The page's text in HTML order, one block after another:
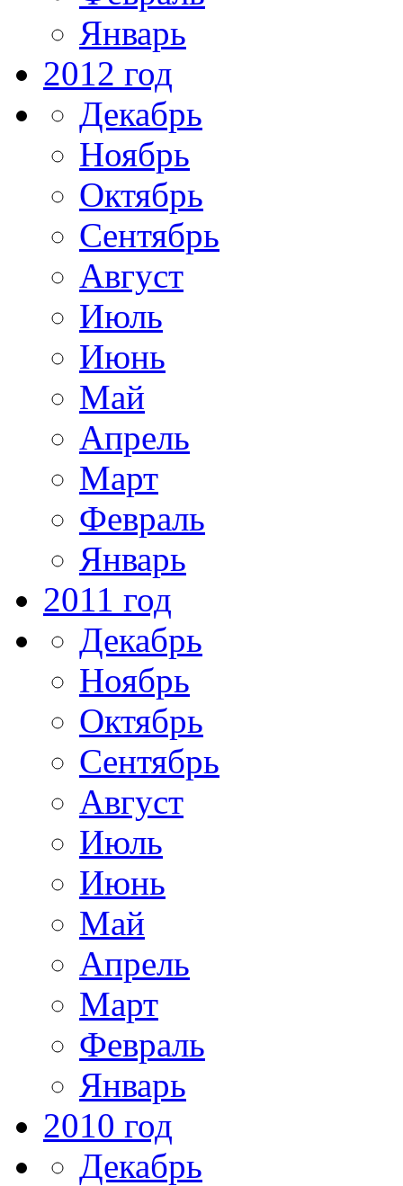
Январь
2012 год
Декабрь
Ноябрь
Октябрь
Сентябрь
Август
Июль
Июнь
Май
Апрель
Март
Февраль
Январь
2011 год
Декабрь
Ноябрь
Октябрь
Сентябрь
Август
Июль
Июнь
Май
Апрель
Март
Февраль
Январь
2010 год
Декабрь